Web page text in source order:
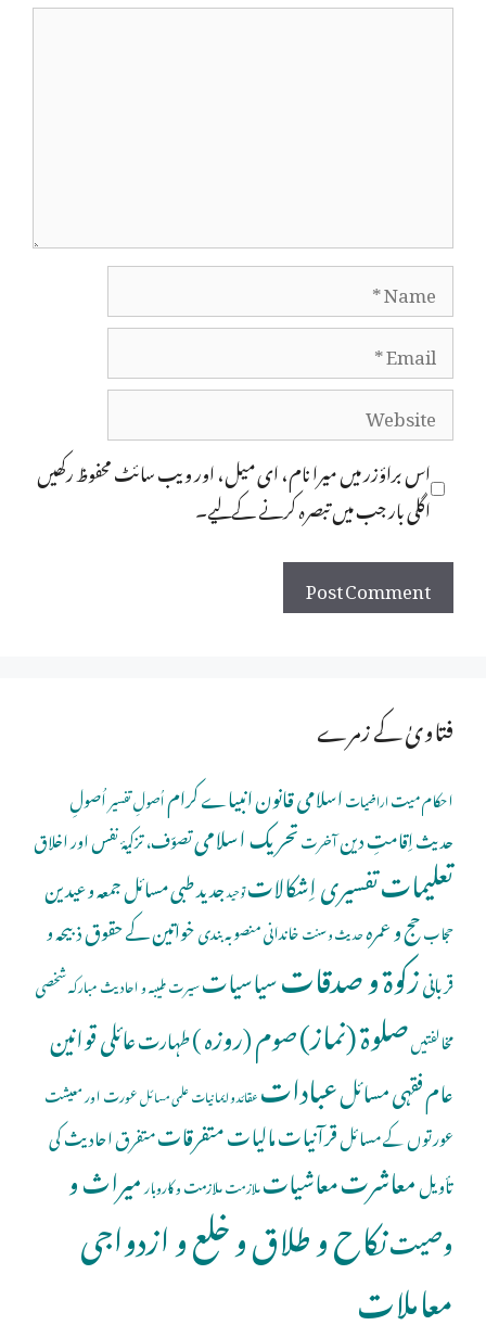
Name
Email
Website
اس براؤزر میں میرا نام، ای میل، اور ویب سائٹ محفوظ رکھیں
اگلی بار جب میں تبصرہ کرنے کےلیے۔
فتاویٰ کے زمرے
احکام میتاراضیاتاسلامی قانونانبیاے کراماُصولِ تفسیراُصولِ
حدیثاِقامتِ دینآخرتتحریک اسلامیتصوّف، تزکیۂ نفس اور اخلاق
تعلیماتتفسیری اِشکالاتتوحیدجدید طبی مسائلجمعہ و عیدین
حجابحج و عمرہحدیث و سنتخاندانی منصوبہ بندیخواتین کے حقوقذبیحہ و
قربانیزکوۃ و صدقاتسیاسیاتسیرت طیبہ و احادیث مبارکہشخصی
مخالفتیںصلوة (نماز)صوم (روزہ )طہارتعائلی قوانین
عام فقہی مسائلعباداتعقائد و ایمانیاتعلمی مسائلعورت اور معیشت
عورتوں کے مسائلقرآنیاتمالیاتمتفرقاتمتفرق احادیث کی
تأویلمعاشرتمعاشیاتملازمتملازمت و کاروبارمیراث و
وصیتنکاح و طلاق و خلع و ازدواجی
معاملات